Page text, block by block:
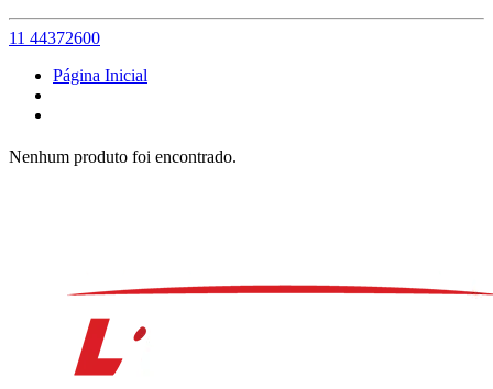
11 44372600
Página Inicial
Nenhum produto foi encontrado.